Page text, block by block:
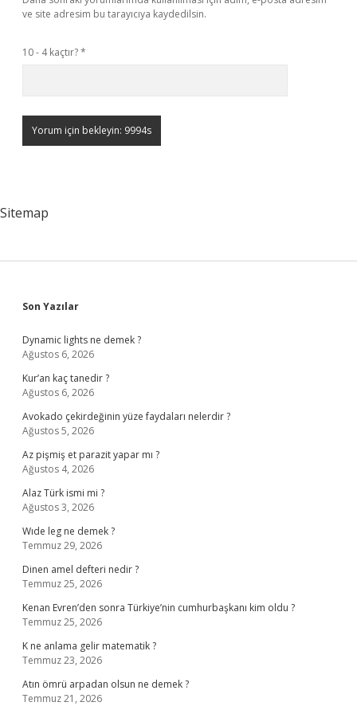
ve site adresim bu tarayıcıya kaydedilsin.
10 - 4 kaçtır?*
Sitemap
Sidebar
Son Yazılar
Dynamic lights ne demek ?
Ağustos 6, 2026
Kur’an kaç tanedir ?
Ağustos 6, 2026
Avokado çekirdeğinin yüze faydaları nelerdir ?
Ağustos 5, 2026
Az pişmiş et parazit yapar mı ?
Ağustos 4, 2026
Alaz Türk ismi mi ?
Ağustos 3, 2026
Wıde leg ne demek ?
Temmuz 29, 2026
Dinen amel defteri nedir ?
Temmuz 25, 2026
Kenan Evren’den sonra Türkiye’nin cumhurbaşkanı kim oldu ?
Temmuz 25, 2026
K ne anlama gelir matematik ?
Temmuz 23, 2026
Atın ömrü arpadan olsun ne demek ?
Temmuz 21, 2026